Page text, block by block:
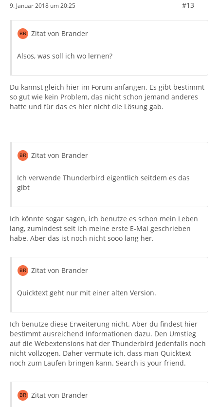
9. Januar 2018 um 20:25 #13
Zitat von Brander
Alsos, was soll ich wo lernen?
Du kannst gleich hier im Forum anfangen. Es gibt bestimmt
so gut wie kein Problem, das nicht schon jemand anderes
hatte und für das es hier nicht die Lösung gab.
Zitat von Brander
Ich verwende Thunderbird eigentlich seitdem es das
gibt
Ich könnte sogar sagen, ich benutze es schon mein Leben
lang, zumindest seit ich meine erste E-Mai geschrieben
habe. Aber das ist noch nicht sooo lang her.
Zitat von Brander
Quicktext geht nur mit einer alten Version.
Ich benutze diese Erweiterung nicht. Aber du findest hier
bestimmt ausreichend Informationen dazu. Den Umstieg
auf die Webextensions hat der Thunderbird jedenfalls noch
nicht vollzogen. Daher vermute ich, dass man Quicktext
noch zum Laufen bringen kann. Search is your friend.
Zitat von Brander